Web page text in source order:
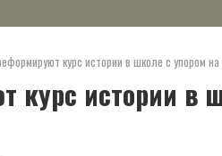
курс истории в школе с упором на
курс истории в